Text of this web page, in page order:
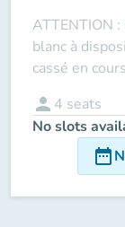
ATTENTION
blanc à
cassé en
person 4 seats
No slots
date_range